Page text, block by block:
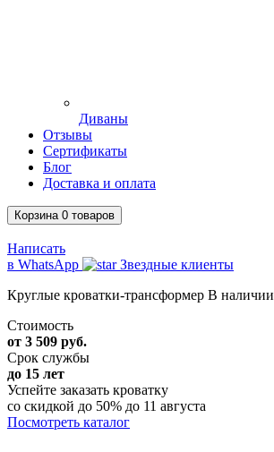
Диваны
Отзывы
Сертификаты
Блог
Доставка и оплата
Корзина 0 товаров
Написать
в WhatsApp
Звездные клиенты
Круглые кроватки-трансформер В наличии
Стоимость
от 3 509 руб.
Срок службы
до 15 лет
Успейте заказать кроватку
со скидкой до 50% до 11 августа
Посмотреть каталог